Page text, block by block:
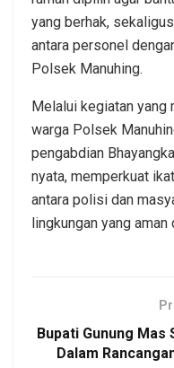
yang berhak,
antara personel
Polsek Manuhing.
Melalui kegiatan yang
warga Polsek
pengabdian
nyata, memperkuat
antara polisi dan
lingkungan yang aman
Bupati Gunung
Dalam